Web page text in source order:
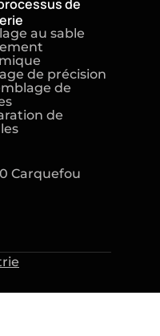
au sable
de précision
de
de
Carquefou